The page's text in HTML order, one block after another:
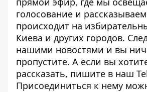
голосование и
происходит на
Киева и других городов.
нашими новостями и вы
пропустите. А если вы
рассказать, пишите в наш
Присоединиться к нему